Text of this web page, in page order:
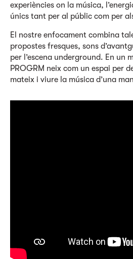
experiències on la música,
únics tant per al públic com per
El nostre enfocament combina
propostes fresques, sons
per l’escena underground. En un
PROGRM neix com un espai per
mateix i viure la música d’una